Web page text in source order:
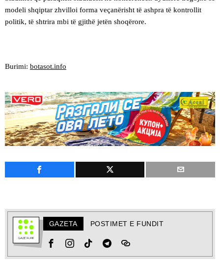
modeli shqiptar zhvilloi forma veçanërisht të ashpra të kontrollit
politik, të shtrira mbi të gjithë jetën shoqërore.
Burimi: botasot.info
GAZETA POSTIMET E FUNDIT